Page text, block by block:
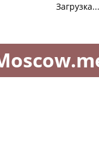
Загрузка...